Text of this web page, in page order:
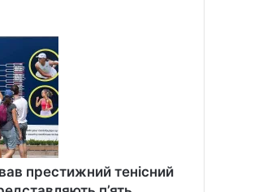
престижний тенісний